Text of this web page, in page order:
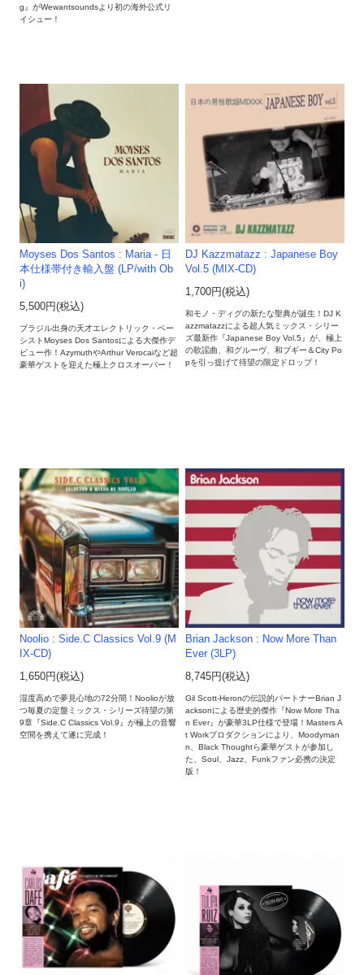
g』がWewantsoundsより初の海外公式リ
イシュー！
Moyses Dos Santos : Maria - 日
本仕様帯付き輸入盤 (LP/with Ob
i)
5,500円(税込)
ブラジル出身の天才エレクトリック・ベー
シストMoyses Dos Santosによる大傑作デ
ビュー作！AzymuthやArthur Verocaiなど超
豪華ゲストを迎えた極上クロスオーバー！
DJ Kazzmatazz : Japanese Boy
Vol.5 (MIX-CD)
1,700円(税込)
和モノ・ディグの新たな聖典が誕生！DJ K
azzmatazzによる超人気ミックス・シリー
ズ最新作『Japanese Boy Vol.5』が、極上
の歌謡曲、和グルーヴ、和ブギー＆City Po
pを引っ提げて待望の限定ドロップ！
Noolio : Side.C Classics Vol.9 (M
IX-CD)
1,650円(税込)
湿度高めで夢見心地の72分間！Noolioが放
つ毎夏の定盤ミックス・シリーズ待望の第
9章『Side.C Classics Vol.9』が極上の音響
空間を携えて遂に完成！
Brian Jackson : Now More Than
Ever (3LP)
8,745円(税込)
Gil Scott-Heronの伝説的パートナーBrian J
acksonによる歴史的傑作『Now More Tha
n Ever』が豪華3LP仕様で登場！Masters A
t Workプロダクションにより、Moodyman
n、Black Thoughtら豪華ゲストが参加し
た、Soul、Jazz、Funkファン必携の決定
版！